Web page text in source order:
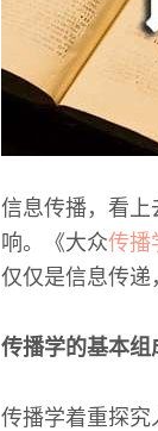
信息传播，看上
响。《大众传播
仅仅是信息传递
传播学的基本组
传播学着重探